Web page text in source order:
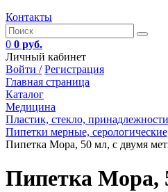
Контакты
0 0 руб.
Личный кабинет
Войти / Регистрация
Главная страница
Каталог
Медицина
Пластик, стекло, принадлежности
Пипетки мерные,
Пипетка Мора, 50 мл, с двумя
Пипетка Мора,